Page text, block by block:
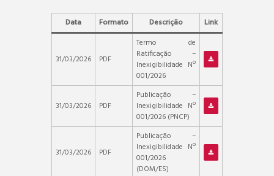
Data Formato Descrição Link
31/03/2026 PDF
Termo de
Ratificação –
Inexigibilidade Nº
001/2026
31/03/2026 PDF
Publicação –
Inexigibilidade Nº
001/2026 (PNCP)
31/03/2026 PDF
Publicação –
Inexigibilidade Nº
001/2026
(DOM/ES)